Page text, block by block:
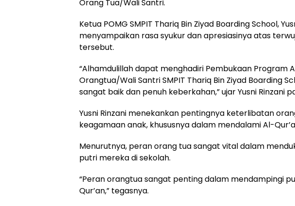
Orang Tua/Wali Santri.
Ketua POMG SMPIT Thariq Bin Ziyad Boarding School,
menyampaikan rasa syukur dan apresiasinya atas
tersebut.
“Alhamdulillah dapat menghadiri Pembukaan Program
Orangtua/Wali Santri SMPIT Thariq Bin Ziyad Boarding
sangat baik dan penuh keberkahan,” ujar Yusni Rinzani
Yusni Rinzani menekankan pentingnya keterlibatan
keagamaan anak, khususnya dalam mendalami Al-
Menurutnya, peran orang tua sangat vital dalam
putri mereka di sekolah.
“Peran orangtua sangat penting dalam mendampingi
Qur’an,” tegasnya.